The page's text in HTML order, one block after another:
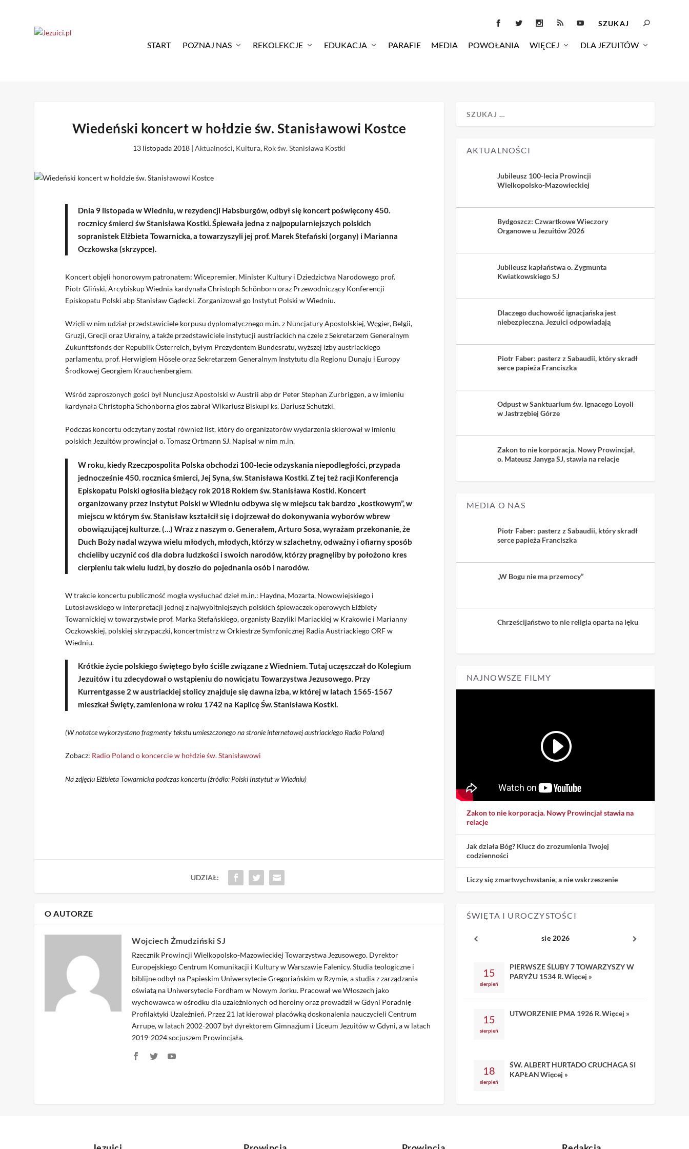
START POZNAJ NAS REKOLEKCJE EDUKACJA PARAFIE MEDIA POWOŁANIA WIĘCEJ DLA JEZUITÓW
Wiedeński koncert w hołdzie św. Stanisławowi Kostce
13 listopada 2018| Aktualności, Kultura, Rok św. Stanisława Kostki
Dnia 9 listopada w Wiedniu, w rezydencji Habsburgów, odbył się koncert poświęcony 450.
rocznicy śmierci św Stanisława Kostki. Śpiewała jedna z najpopularniejszych polskich
sopranistek Elżbieta Towarnicka, a towarzyszyli jej prof. Marek Stefański (organy) i Marianna
Oczkowska (skrzypce).
Koncert objęli honorowym patronatem: Wicepremier, Minister Kultury i Dziedzictwa Narodowego prof.
Piotr Gliński, Arcybiskup Wiednia kardynała Christoph Schönborn oraz Przewodniczący Konferencji
Episkopatu Polski abp Stanisław Gądecki. Zorganizował go Instytut Polski w Wiedniu.
Wzięli w nim udział przedstawiciele korpusu dyplomatycznego m.in. z Nuncjatury Apostolskiej, Węgier, Belgii,
Gruzji, Grecji oraz Ukrainy, a także przedstawiciele instytucji austriackich na czele z Sekretarzem Generalnym
Zukunftsfonds der Republik Österreich, byłym Prezydentem Bundesratu, wyższej izby austriackiego
parlamentu, prof. Herwigiem Hösele oraz Sekretarzem Generalnym Instytutu dla Regionu Dunaju i Europy
Środkowej Georgiem Krauchenbergiem.
Wśród zaproszonych gości był Nuncjusz Apostolski w Austrii abp dr Peter Stephan Zurbriggen, a w imieniu
kardynała Christopha Schönborna głos zabrał Wikariusz Biskupi ks. Dariusz Schutzki.
Podczas koncertu odczytany został również list, który do organizatorów wydarzenia skierował w imieniu
polskich Jezuitów prowincjał o. Tomasz Ortmann SJ. Napisał w nim m.in.
W roku, kiedy Rzeczpospolita Polska obchodzi 100-lecie odzyskania niepodległości, przypada
jednocześnie 450. rocznica śmierci, Jej Syna, św. Stanisława Kostki. Z tej też racji Konferencja
Episkopatu Polski ogłosiła bieżący rok 2018 Rokiem św. Stanisława Kostki. Koncert
organizowany przez Instytut Polski w Wiedniu odbywa się w miejscu tak bardzo „kostkowym”, w
miejscu w którym św. Stanisław kształcił się i dojrzewał do dokonywania wyborów wbrew
obowiązującej kulturze. (…) Wraz z naszym o. Generałem, Arturo Sosa, wyrażam przekonanie, że
Duch Boży nadal wzywa wielu młodych, młodych, którzy w szlachetny, odważny i ofiarny sposób
chcieliby uczynić coś dla dobra ludzkości i swoich narodów, którzy pragnęliby by położono kres
cierpieniu tak wielu ludzi, by doszło do pojednania osób i narodów.
W trakcie koncertu publiczność mogła wysłuchać dzieł m.in.: Haydna, Mozarta, Nowowiejskiego i
Lutosławskiego w interpretacji jednej z najwybitniejszych polskich śpiewaczek operowych Elżbiety
Towarnickiej w towarzystwie prof. Marka Stefańskiego, organisty Bazyliki Mariackiej w Krakowie i Marianny
Oczkowskiej, polskiej skrzypaczki, koncertmistrz w Orkiestrze Symfonicznej Radia Austriackiego ORF w
Wiedniu.
Krótkie życie polskiego świętego było ściśle związane z Wiedniem. Tutaj uczęszczał do Kolegium
Jezuitów i tu zdecydował o wstąpieniu do nowicjatu Towarzystwa Jezusowego. Przy
Kurrentgasse 2 w austriackiej stolicy znajduje się dawna izba, w której w latach 1565-1567
mieszkał Święty, zamieniona w roku 1742 na Kaplicę Św. Stanisława Kostki.
(W notatce wykorzystano fragmenty tekstu umieszczonego na stronie internetowej austriackiego Radia Poland)
Zobacz: Radio Poland o koncercie w hołdzie św. Stanisławowi
Na zdjęciu Elżbieta Towarnicka podczas koncertu (źródło: Polski Instytut w Wiedniu)
UDZIAŁ:
O AUTORZE
Wojciech Żmudziński SJ
Rzecznik Prowincji Wielkopolsko-Mazowieckiej Towarzystwa Jezusowego. Dyrektor
Europejskiego Centrum Komunikacji i Kultury w Warszawie Falenicy. Studia teologiczne i
biblijne odbył na Papieskim Uniwersytecie Gregoriańskim w Rzymie, a studia z zarządzania
oświatą na Uniwersytecie Fordham w Nowym Jorku. Pracował we Włoszech jako
wychowawca w ośrodku dla uzależnionych od heroiny oraz prowadził w Gdyni Poradnię
Profilaktyki Uzależnień. Przez 21 lat kierował placówką doskonalenia nauczycieli Centrum
Arrupe, w latach 2002-2007 był dyrektorem Gimnazjum i Liceum Jezuitów w Gdyni, a w latach
2019-2024 socjuszem Prowincjała.
AKTUALNOŚCI
Jubileusz 100-lecia Prowincji
Wielkopolsko-Mazowieckiej
Bydgoszcz: Czwartkowe Wieczory
Organowe u Jezuitów 2026
Jubileusz kapłaństwa o. Zygmunta
Kwiatkowskiego SJ
Dlaczego duchowość ignacjańska jest
niebezpieczna. Jezuici odpowiadają
Piotr Faber: pasterz z Sabaudii, który skradł
serce papieża Franciszka
Odpust w Sanktuarium św. Ignacego Loyoli
w Jastrzębiej Górze
Zakon to nie korporacja. Nowy Prowincjał,
o. Mateusz Janyga SJ, stawia na relacje
MEDIA O NAS
Piotr Faber: pasterz z Sabaudii, który skradł
serce papieża Franciszka
„W Bogu nie ma przemocy”
Chrześcijaństwo to nie religia oparta na lęku
NAJNOWSZE FILMY
Zakon to nie korporacja. Nowy Prowincjał stawia na
relacje
Jak działa Bóg? Klucz do zrozumienia Twojej
codzienności
Liczy się zmartwychwstanie, a nie wskrzeszenie
ŚWIĘTA I UROCZYSTOŚCI
sie 2026
15
sierpień
PIERWSZE ŚLUBY 7 TOWARZYSZY W
PARYŻU 1534 R.Więcej »
15
sierpień
UTWORZENIE PMA 1926 R.Więcej »
18
sierpień
ŚW. ALBERT HURTADO CRUCHAGA SI
KAPŁANWięcej »